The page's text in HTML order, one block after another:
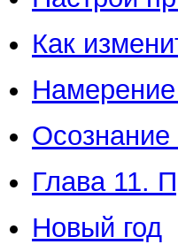
Как
Намерение
Глава 11.
Новый год